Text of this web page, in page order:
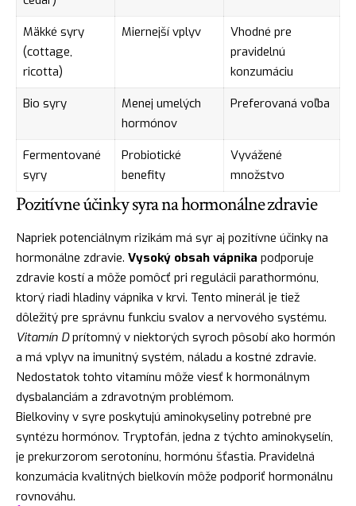
Mäkké syry
(cottage,
ricotta)
Miernejší vplyv
Vhodné pre
pravidelnú
konzumáciu
Bio syry
Menej umelých
hormónov
Preferovaná voľba
Fermentované
syry
Probiotické
benefity
Vyvážené
množstvo
Pozitívne účinky syra na hormonálne zdravie
Napriek potenciálnym rizikám má syr aj pozitívne účinky na
hormonálne zdravie. Vysoký obsah vápnika podporuje
zdravie kostí a môže pomôcť pri regulácii parathormónu,
ktorý riadi hladiny vápnika v krvi. Tento minerál je tiež
dôležitý pre správnu funkciu svalov a nervového systému.
Vitamín Dprítomný v niektorých syroch pôsobí ako hormón
a má vplyv na imunitný systém, náladu a kostné zdravie.
Nedostatok tohto vitamínu môže viesť k hormonálnym
dysbalanciám a zdravotným problémom.
Bielkoviny v syre poskytujú aminokyseliny potrebné pre
syntézu hormónov. Tryptofán, jedna z týchto aminokyselín,
je prekurzorom serotonínu, hormónu šťastia. Pravidelná
konzumácia kvalitných bielkovín môže podporiť hormonálnu
rovnováhu.